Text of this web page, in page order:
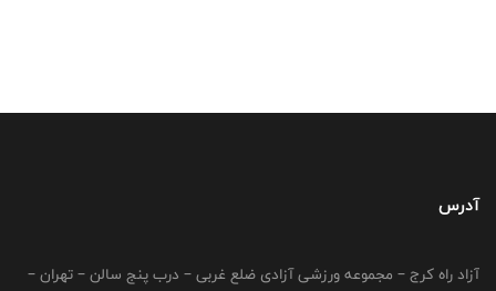
آدرس
آزاد راه کرج – مجموعه ورزشی آزادی ضلع غربی – درب پنج سالن – تهران –